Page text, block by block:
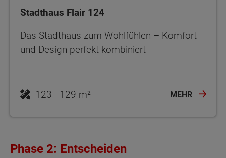
Stadthaus Flair 124
Das Stadthaus zum Wohlfühlen – Komfort
und Design perfekt kombiniert
123 - 129 m² MEHR
Phase 2: Entscheiden